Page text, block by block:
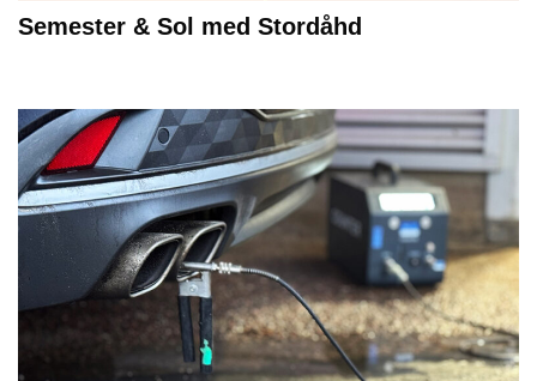
Semester & Sol med Stordåhd